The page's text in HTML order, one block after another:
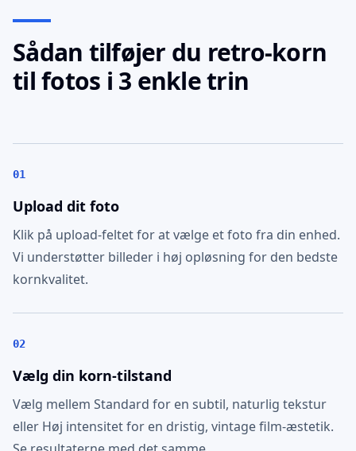
Sådan tilføjer du retro-korn
til fotos i 3 enkle trin
01
Upload dit foto
Klik på upload-feltet for at vælge et foto fra din enhed.
Vi understøtter billeder i høj opløsning for den bedste
kornkvalitet.
02
Vælg din korn-tilstand
Vælg mellem Standard for en subtil, naturlig tekstur
eller Høj intensitet for en dristig, vintage film-æstetik.